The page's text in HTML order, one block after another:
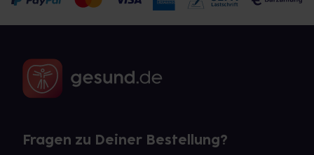
Fragen zu Deiner Bestellung?